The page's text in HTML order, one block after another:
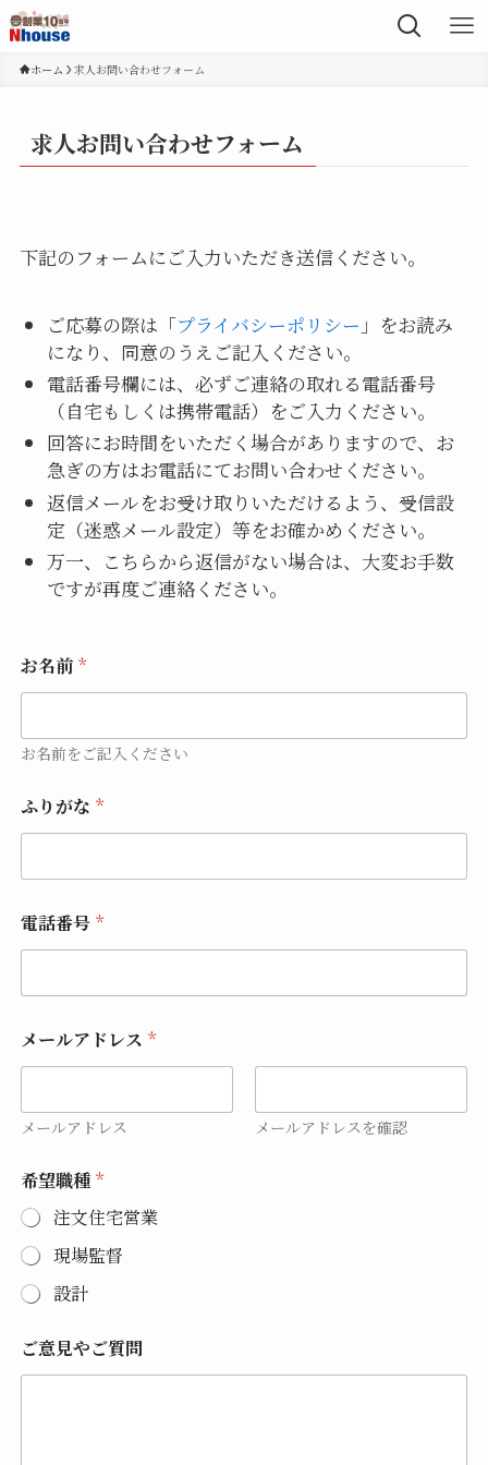
ホーム 求人お問い合わせフォーム
求人お問い合わせフォーム
下記のフォームにご入力いただき送信ください。
ご応募の際は「プライバシーポリシー 」をお読み
になり、同意のうえご記入ください。
電話番号欄には、必ずご連絡の取れる電話番号
（自宅もしくは携帯電話）をご入力ください。
回答にお時間をいただく場合がありますので、お
急ぎの方はお電話にてお問い合わせください。
返信メールをお受け取りいただけるよう、受信設
定（迷惑メール設定）等をお確かめください。
万一、こちらから返信がない場合は、大変お手数
ですが再度ご連絡ください。
お名前 *
お名前をご記入ください
ご
意
や
質
問
メ
ル
ド
ふりがな *
電話番号 *
メールアドレス *
メールアドレス メールアドレスを確認
希望職種 *
注文住宅営業
現場監督
設計
ご意見やご質問